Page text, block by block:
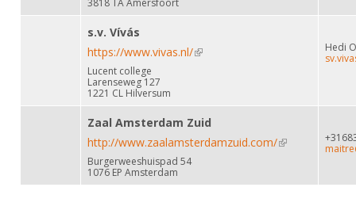
3818 TA Amersfoort
s.v. Vívás
https://www.vivas.nl/(link is external)
Lucent college
Larenseweg 127
1221 CL Hilversum
Hedi
Zaal Amsterdam Zuid
http://www.zaalamsterdamzuid.com/(link is
Burgerweeshuispad 54
1076 EP Amsterdam